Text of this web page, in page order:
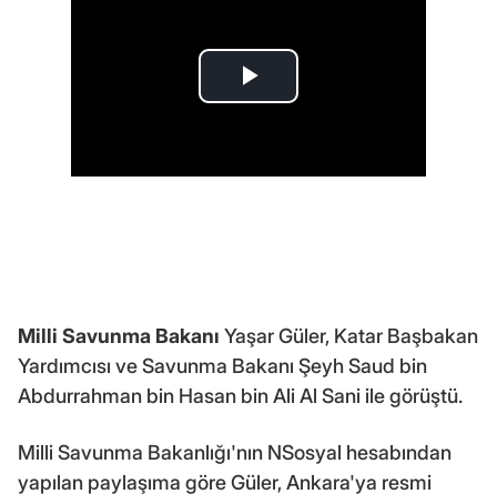
Milli Savunma Bakanı Yaşar Güler, Katar Başbakan
Yardımcısı ve Savunma Bakanı Şeyh Saud bin
Abdurrahman bin Hasan bin Ali Al Sani ile görüştü.
Milli Savunma Bakanlığı'nın NSosyal hesabından
yapılan paylaşıma göre Güler, Ankara'ya resmi